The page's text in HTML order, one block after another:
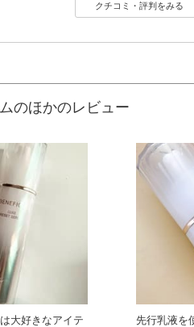
クチコミ・評判をみる
のほかのレビュー
大好きなアイテ
先行乳液を